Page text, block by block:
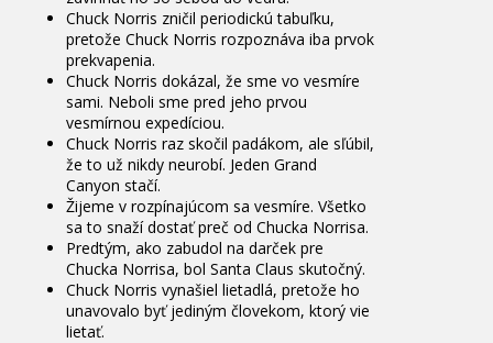
Chuck Norris zničil periodickú tabuľku,
pretože Chuck Norris rozpoznáva iba prvok
prekvapenia.
Chuck Norris dokázal, že sme vo vesmíre
sami. Neboli sme pred jeho prvou
vesmírnou expedíciou.
Chuck Norris raz skočil padákom, ale sľúbil,
že to už nikdy neurobí. Jeden Grand
Canyon stačí.
Žijeme v rozpínajúcom sa vesmíre. Všetko
sa to snaží dostať preč od Chucka Norrisa.
Predtým, ako zabudol na darček pre
Chucka Norrisa, bol Santa Claus skutočný.
Chuck Norris vynašiel lietadlá, pretože ho
unavovalo byť jediným človekom, ktorý vie
lietať.